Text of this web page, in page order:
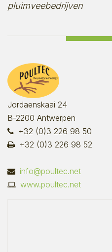
pluimveebedrijven
Jordaenskaai 24
B-2200 Antwerpen
+32 (0)3 226 98 50
+32 (0)3 226 98 52
info@poultec.net
www.poultec.net